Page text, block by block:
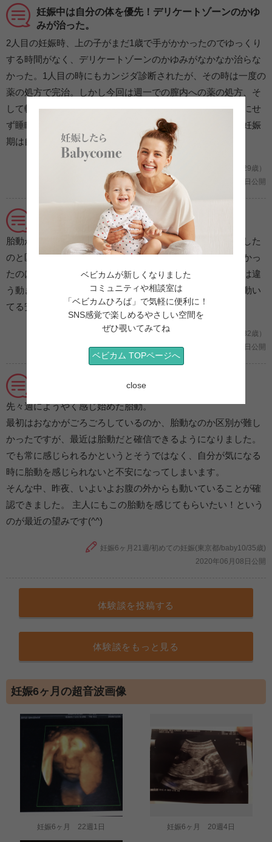
妊娠中は自分の体を優先！デリケートゾーンのかゆ
みが治った。
2人目の妊娠時、上の子がまだ1歳で手がかかったのでゆっくり
する時間がなく、デリケートゾーンのかゆみがなかなか治らな
かった。1人目の時にもカンジダ診断されたが、その時は一度の
薬の処方で完治。しかし今回は週一での膣内への薬の処方、そ
して軟膏などの薬も使用したが治らず。結局、家事を完璧にせ
ず睡眠を第一に考えるようにするとほどなくして治った。妊娠
期は自分の休息を優先した方が良い。
妊娠6ヶ月/2人目の妊娠 (沖縄県/ふたりまま/29歳）
2021年06月11日公開
感動と安心感の大晦日！ 初胎動を感じた日
胎動がどういうものかピンとこなくて、腸が動くポコポコした
のと区別がつくのわかりませんでした。初めてハッキリわかっ
たのは、大晦日。のんびり横になっている時に、今までとは違
う動きがおなかの中で感じました。感動したのと、元気に動い
てる安心感でいっぱいでした。
妊娠６ヶ月/初めての妊娠 (神奈川県/れーー/32歳）
2021年02月11日公開
嬉しい胎動！パパにも感じてほしい！
先々週にようやく感じ始めた胎動。
最初はおなかがごろごろしているのか、胎動なのか区別が難し
かったですが、最近は胎動だと確信できるようになりました。
でも常に感じられるかというとそうではなく、自分が気になる
時に胎動を感じられないと不安になってしまいます。
そんな中、昨夜、いよいよお腹の外からも動いていることが確
認できました。 主人にもこの胎動を感じてもらいたい！という
のが最近の望みです(^^)
妊娠6ヶ月21週/初めての妊娠(東京都/baby10/35歳)
2020年06月08日公開
体験談を投稿する
体験談をもっと見る
妊娠6ヶ月の超音波画像
妊娠6ヶ月 22週1日 妊娠6ヶ月 20週4日
ベビカムが新しくなりました
コミュニティや相談室は
「ベビカムひろば」で気軽に便利に！
SNS感覚で楽しめるやさしい空間を
ぜひ覗いてみてね
ベビカム TOPページへ
close